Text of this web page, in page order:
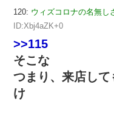
120: ウィズコロナの名無し
ID:Xbj4aZK+0
>>115
そこな
つまり、来店し
け